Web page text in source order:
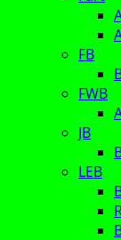
FB
FWB
JB
LEB